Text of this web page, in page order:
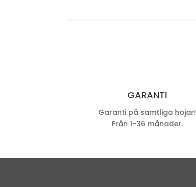
GARANTI
Garanti på samtliga hojar!
Från 1-36 månader.